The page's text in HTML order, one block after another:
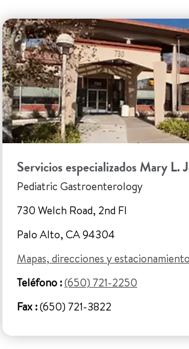
Servicios especializados Mary L.
Pediatric Gastroenterology
730 Welch Road, 2nd Fl
Palo Alto, CA 94304
Mapas, direcciones y estacionamiento
Teléfono :(650) 721-2250
Fax :(650) 721-3822